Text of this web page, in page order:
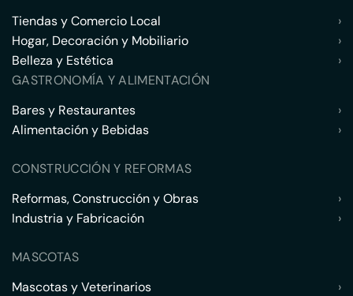
Tiendas y Comercio Local
›
Hogar, Decoración y Mobiliario
›
Belleza y Estética
›
GASTRONOMÍA Y ALIMENTACIÓN
Bares y Restaurantes
›
Alimentación y Bebidas
›
CONSTRUCCIÓN Y REFORMAS
Reformas, Construcción y Obras
›
Industria y Fabricación
›
MASCOTAS
Mascotas y Veterinarios
›